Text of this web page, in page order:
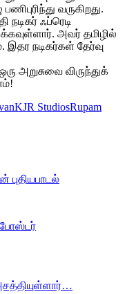
வருகிறது.
ஃப்ரெடி
அவர் தமிழில்
இதர நடிகர்கள் தேர்வு
அறுசுவை விருந்துக்
KJR StudiosRupam
போஸ்டர்